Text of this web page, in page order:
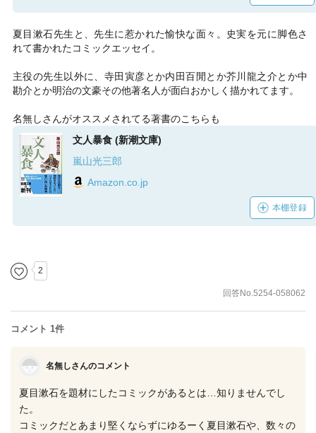
夏目漱石先生と、先生に惹かれた愉快な面々。史実を元に脚色さ
れて書かれたコミックエッセイ。
主役の先生以外に、寺田寅彦とか内田百閒とか芥川龍之介とか中
勘介とか明治の文豪その他著名人が面白おかしく描かれてます。
名無しさんがオススメされてる著書のこちらも
文人暴食 (新潮文庫)
嵐山光三郎
Amazon.co.jp
本棚登録
2
回答No.5254-058062
コメント 1件
名無しさんのコメント
夏目漱石を題材にしたコミックがあるとは…知りませんでし
た。
コミックだとあまり堅くならずにゆるーく夏目漱石や、数々の